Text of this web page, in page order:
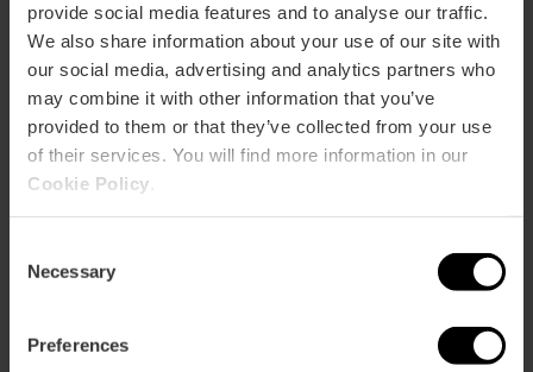
provide social media features and to analyse our traffic.
We also share information about your use of our site with
our social media, advertising and analytics partners who
may combine it with other information that you’ve
provided to them or that they’ve collected from your use
of their services. You will find more information in our
Cookie Policy
Selection
Necessary
Preferences
Otoño
Octubre:Por el día 25º C y por la noche 15º C
Noviembre:Por el día 20º C y por la noche 11º C
Diciembre:Por el día 16º C y por la noche 8º C
El otoño es la estación más cambiante en València y con
más probabilidad de lluvia, sobre todo en el mes de
En octubre y noviembre todavía hace buen tiempo para